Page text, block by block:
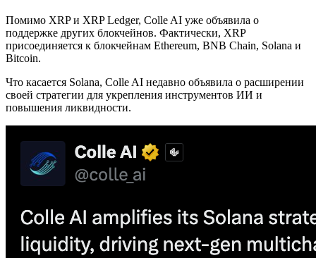
Помимо XRP и XRP Ledger, Colle AI уже объявила о
поддержке других блокчейнов. Фактически, XRP
присоединяется к блокчейнам Ethereum, BNB Chain, Solana и
Bitcoin.
Что касается Solana, Colle AI недавно объявила о расширении
своей стратегии для укрепления инструментов ИИ и
повышения ликвидности.